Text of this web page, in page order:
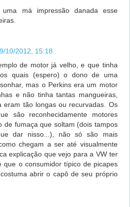
uma má impressão danada esse
10/2012, 15:18
de motor já velho, e que tinha
quais (espero) o dono de uma
mas o Perkins era um motor
e não tinha tantas mangueiras,
eram tão longas ou recurvadas. Os
são reconhecidamente motores
de fumaça que soltam (dois tampos
dar nisso...), não só são mais
chegam a ser até visualmente
explicação que vejo para a VW ter
que o consumidor típico de picapes
abrir o capô de seu próprio